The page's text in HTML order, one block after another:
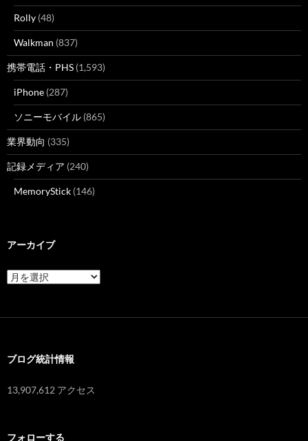
Rolly (48)
Walkman (837)
携帯電話・PHS (1,593)
iPhone (287)
ソニーモバイル (865)
業界動向 (335)
記録メディア (240)
MemoryStick (146)
アーカイブ
ア
ー
ブログ統計情報
13,907,612 アクセス
フォローする